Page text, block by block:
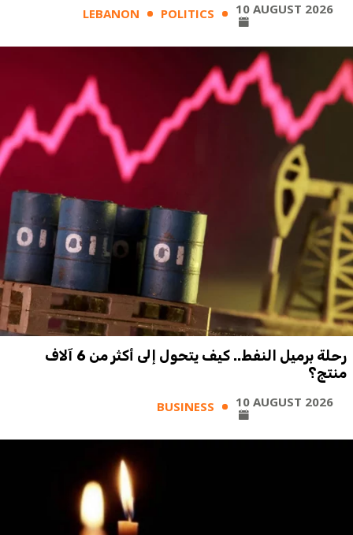
LEBANON POLITICS 10 AUGUST 2026
رحلة برميل النفط.. كيف يتحول إلى أكثر من 6 آلاف
منتج؟
BUSINESS 10 AUGUST 2026